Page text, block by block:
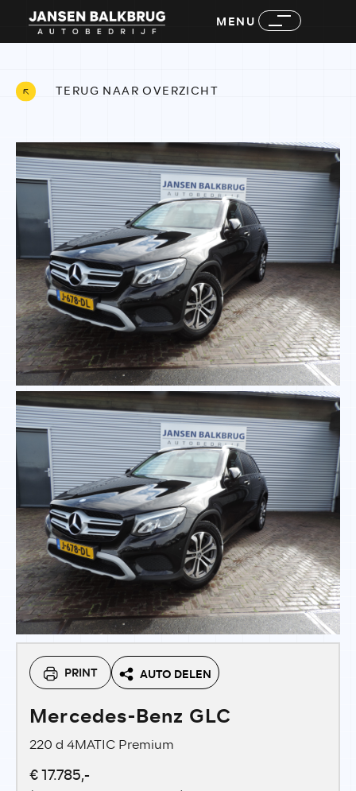
MENU
TERUG NAAR OVERZICHT
PRINT AUTO DELEN
Mercedes-Benz GLC
220 d 4MATIC Premium
€ 17.785,-